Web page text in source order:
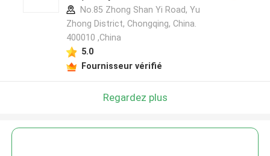
No.85 Zhong Shan Yi Road, Yu
Zhong District, Chongqing, China.
400010 ,China
5.0
Fournisseur vérifié
Regardez plus